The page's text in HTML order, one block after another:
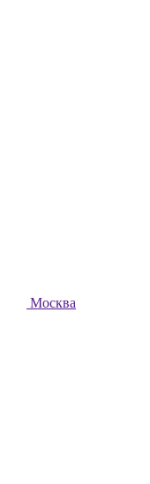
Москва